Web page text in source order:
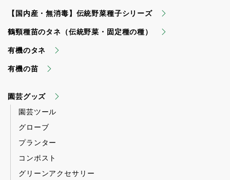
【国内産・無消毒】伝統野菜種子シリーズ
鶴頸種苗のタネ（伝統野菜・固定種の種）
有機のタネ
有機の苗
園芸グッズ
園芸ツール
グローブ
プランター
コンポスト
グリーンアクセサリー